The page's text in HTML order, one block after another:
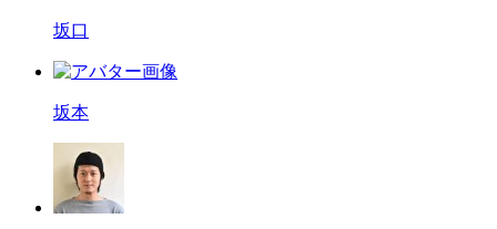
坂口
坂本